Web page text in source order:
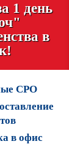
1 день
в
СРО
в офис